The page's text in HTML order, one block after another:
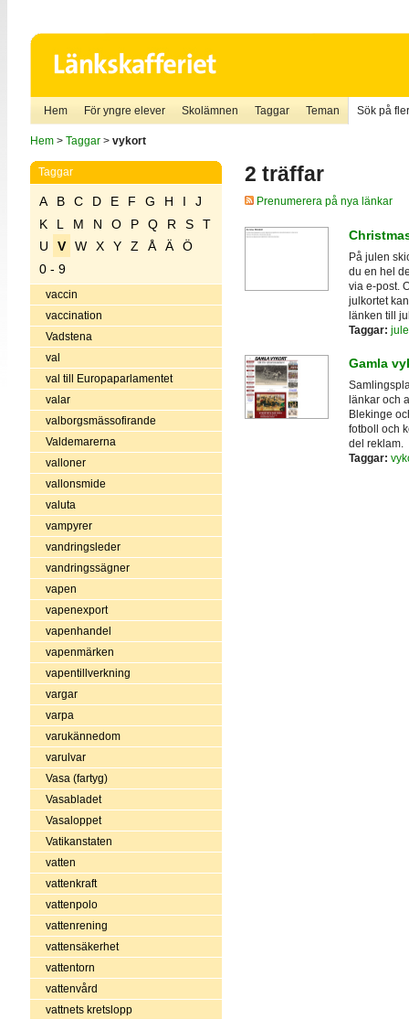
Hem För yngre elever Skolämnen Taggar Teman Sök på
Hem> Taggar> vykort
Taggar
A B C D E F G H I
J
K
L M N O P Q R S
T
U
V W X Y Z Å Ä
Ö
0 - 9
vaccin
vaccination
Vadstena
val
val till Europaparlamentet
valar
valborgsmässofirande
Valdemarerna
valloner
vallonsmide
valuta
vampyrer
vandringsleder
vandringssägner
vapen
vapenexport
vapenhandel
vapenmärken
vapentillverkning
vargar
varpa
varukännedom
varulvar
Vasa (fartyg)
Vasabladet
Vasaloppet
Vatikanstaten
vatten
vattenkraft
vattenpolo
vattenrening
vattensäkerhet
vattentorn
vattenvård
vattnets kretslopp
2 träffar
Prenumerera på nya länkar
På julen
du en hel
via e-post.
julkortet
länken till
Taggar:
Gamla
länkar och
Blekinge
fotboll och
del reklam.
Taggar: